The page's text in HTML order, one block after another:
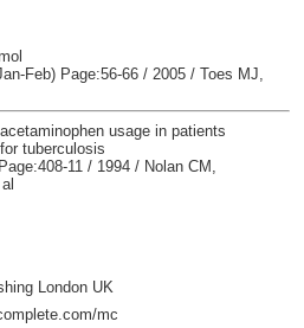
Feb) Page:56-66 / 2005 / Toes MJ,
usage in patients
tuberculosis
11 / 1994 / Nolan CM,
London UK
mc